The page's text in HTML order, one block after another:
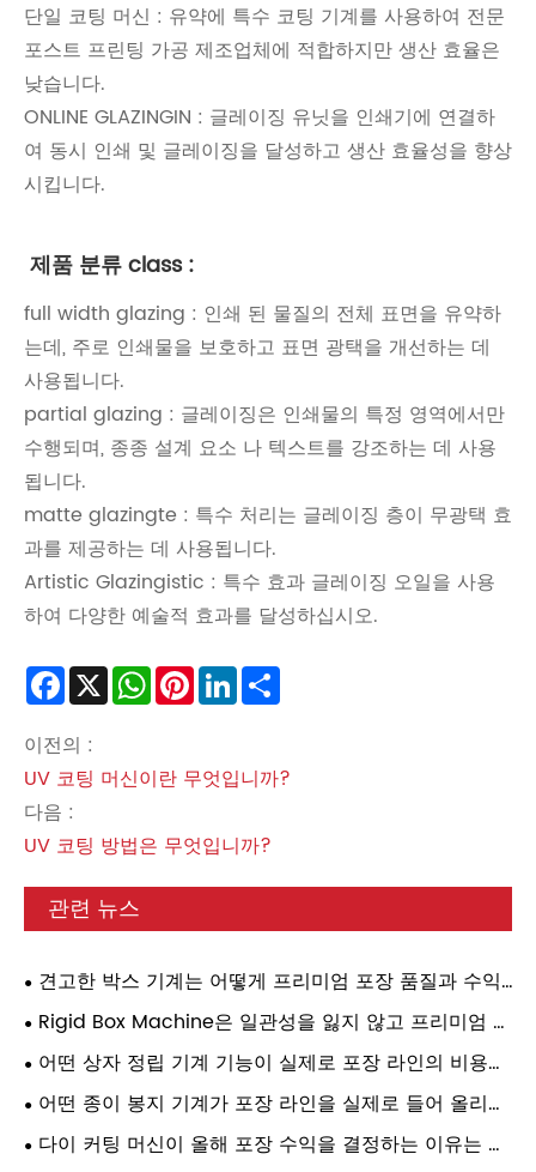
단일 코팅 머신 : 유약에 특수 코팅 기계를 사용하여 전문
포스트 프린팅 가공 제조업체에 적합하지만 생산 효율은
낮습니다.
ONLINE GLAZINGIN : 글레이징 유닛을 인쇄기에 연결하
여 동시 인쇄 및 글레이징을 달성하고 생산 효율성을 향상
시킵니다.
‌ 제품 분류 class :
full width glazing‌ : 인쇄 된 물질의 전체 표면을 유약하
는데, 주로 인쇄물을 보호하고 표면 광택을 개선하는 데
사용됩니다.
partial glazing‌ : 글레이징은 인쇄물의 특정 영역에서만
수행되며, 종종 설계 요소 나 텍스트를 강조하는 데 사용
됩니다.
matte glazingte : 특수 처리는 글레이징 층이 무광택 효
과를 제공하는 데 사용됩니다.
Artistic Glazingistic : 특수 효과 글레이징 오일을 사용
하여 다양한 예술적 효과를 달성하십시오.
Facebook
X WhatsApp
PinterestLinkedIn
이전의 :
UV 코팅 머신이란 무엇입니까?
다음 :
UV 코팅 방법은 무엇입니까?
관련 뉴스
견고한 박스 기계는 어떻게 프리미엄 포장 품질과 수익
성을 향상합니까?
Rigid Box Machine은 일관성을 잃지 않고 프리미엄 포
장을 확장하는 가장 빠른 방법입니까?
어떤 상자 정립 기계 기능이 실제로 포장 라인의 비용을
절감합니까?
어떤 종이 ​​봉지 기계가 포장 라인을 실제로 들어 올리나
요?
다이 커팅 머신이 올해 포장 수익을 결정하는 이유는 무